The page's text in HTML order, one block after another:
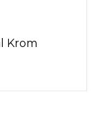
Krom